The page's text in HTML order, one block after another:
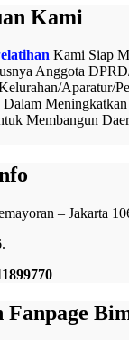
Kami
Kami Siap
Anggota
Aparatur/
Membangun
– Jakarta